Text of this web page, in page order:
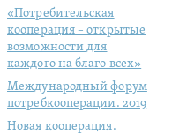
«Потребительская
кооперация – открытые
возможности для
каждого на благо всех»
Международный форум
потребкооперации. 2019
Новая кооперация.